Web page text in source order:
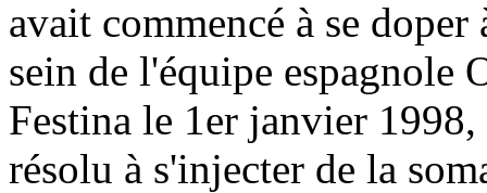
avait commencé à se
sein de l'équipe espagnole
Festina le 1er janvier
résolu à s'injecter de la